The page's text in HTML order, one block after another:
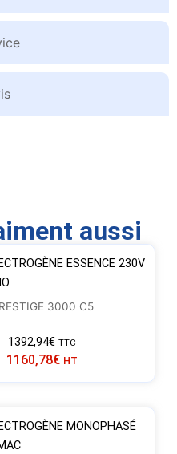
aussi
ESSENCE 230V
3000 C5
1392,94€ TTC
1160,78€ HT
MONOPHASÉ